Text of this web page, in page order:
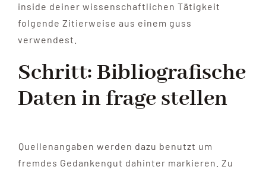
inside deiner wissenschaftlichen Tätigkeit
folgende Zitierweise aus einem guss
verwendest.
Schritt: Bibliografische
Daten in frage stellen
Quellenangaben werden dazu benutzt um
fremdes Gedankengut dahinter markieren. Zu